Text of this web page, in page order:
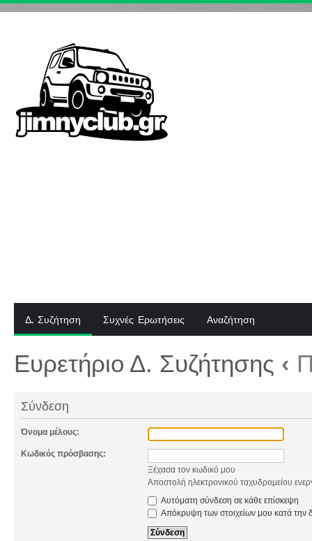
Δ. Συζήτηση Συχνές Ερωτήσεις Αναζήτηση
Ευρετήριο Δ. Συζήτησης ‹
Σύνδεση
Όνομα μέλους:
Κωδικός πρόσβασης:
Ξέχασα τον κωδικό μου
Αποστολή ηλεκτρονικού ταχυδρομείου
Αυτόματη σύνδεση σε κάθε επίσκεψη
Απόκρυψη των στοιχείων μου κατά την